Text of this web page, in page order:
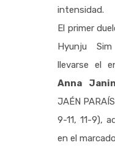
intensidad.
El primer
Hyunju
llevarse el
Anna
JAÉN
9-11, 11-9),
en el